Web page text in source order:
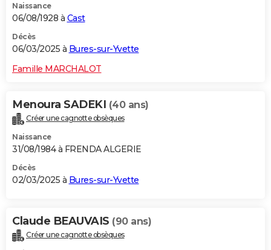
Naissance
06/08/1928 à Cast
Décès
06/03/2025 à Bures-sur-Yvette
Famille MARCHALOT
Menoura SADEKI (40 ans)
Créer une cagnotte obsèques
Naissance
31/08/1984 à FRENDA ALGERIE
Décès
02/03/2025 à Bures-sur-Yvette
Claude BEAUVAIS (90 ans)
Créer une cagnotte obsèques